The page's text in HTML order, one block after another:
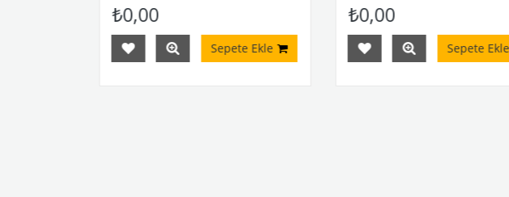
₺0,00
Sepete Ekle
₺0,00
Sepete Ekle